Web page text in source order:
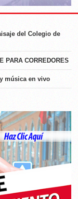
del Colegio de
PARA CORREDORES
música en vivo